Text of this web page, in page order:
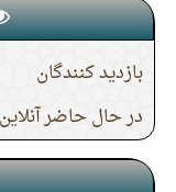
بازدید کنندگان
در حال حاضر آنلاین